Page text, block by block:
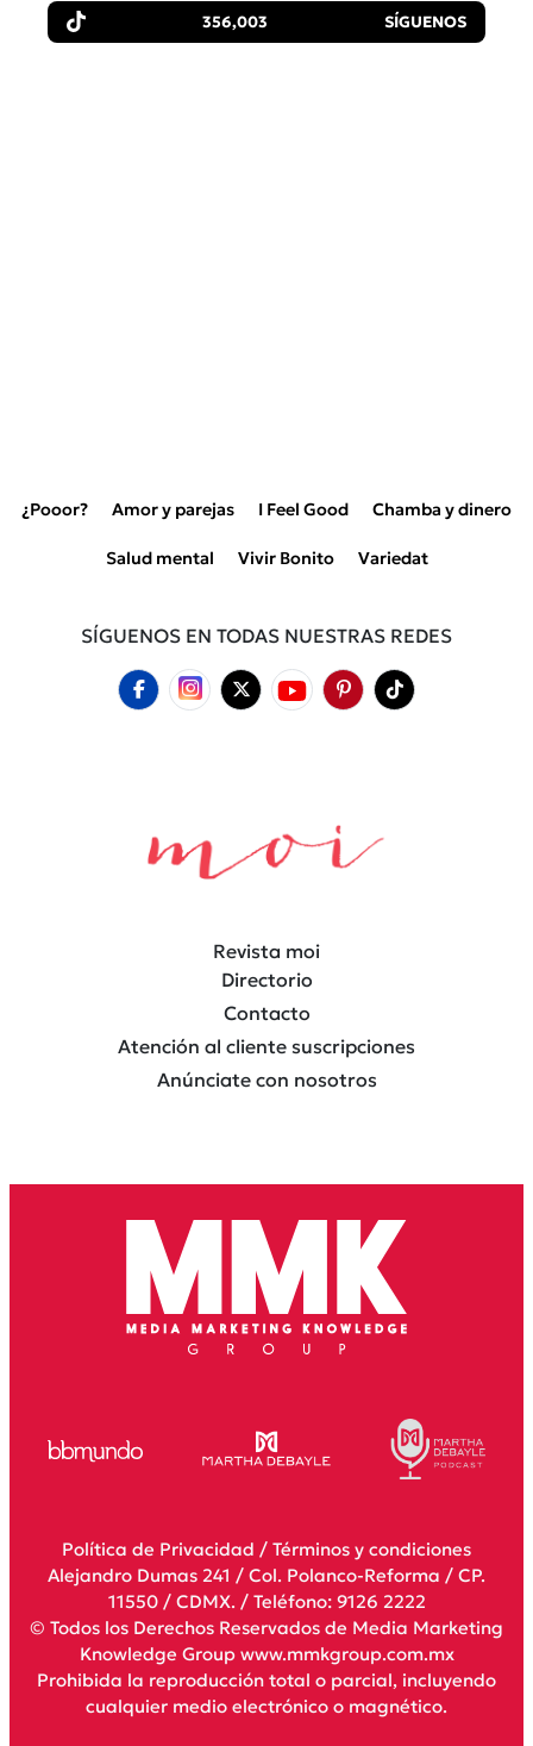
356,003 SÍGUENOS
¿Pooor? Amor y parejas I Feel Good Chamba y dinero
Salud mental Vivir Bonito Variedat
SÍGUENOS EN TODAS NUESTRAS REDES
Revista moi
Directorio
Contacto
Atención al cliente suscripciones
Anúnciate con nosotros
Política de Privacidad / Términos y condiciones
Alejandro Dumas 241 / Col. Polanco-Reforma / CP.
11550 / CDMX. / Teléfono: 9126 2222
© Todos los Derechos Reservados de Media Marketing
Knowledge Group www.mmkgroup.com.mx
Prohibida la reproducción total o parcial, incluyendo
cualquier medio electrónico o magnético.